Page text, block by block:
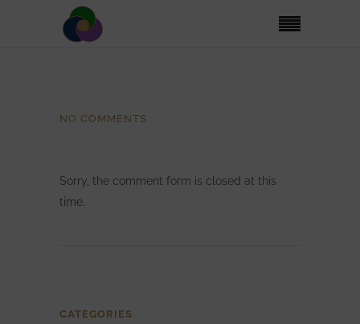
NO COMMENTS
Sorry, the comment form is closed at this
time.
CATEGORIES